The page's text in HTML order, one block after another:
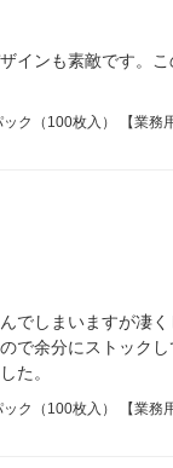
インも素敵です。
ク（100枚入） 【業務
でしまいますが凄
で余分にストック
た。
ク（100枚入） 【業務